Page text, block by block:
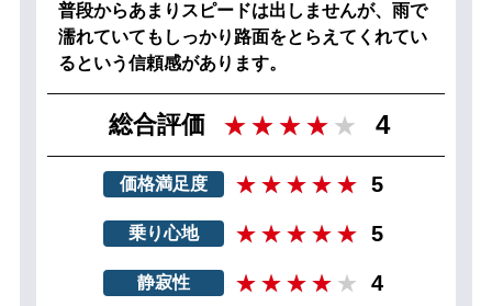
普段からあまりスピードは出しませんが、雨で
濡れていてもしっかり路面をとらえてくれてい
るという信頼感があります。
総合評価 4
価格満足度 5
乗り心地 5
静寂性 4